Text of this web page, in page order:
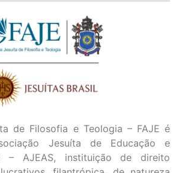
de Filosofia e Teologia – FAJE é
Jesuíta de Educação e
– AJEAS, instituição de direito